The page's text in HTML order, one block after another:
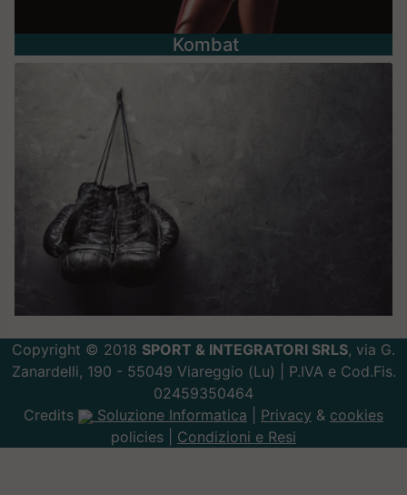
Kombat
Copyright © 2018 SPORT & INTEGRATORI SRLS, via G.
Zanardelli, 190 - 55049 Viareggio (Lu) | P.IVA e Cod.Fis.
02459350464
Credits
Soluzione Informatica Privacy & cookies
policies | Condizioni e Resi